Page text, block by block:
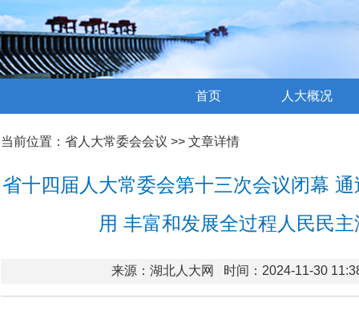
首页 人大概况
当前位置： 省人大常委会会议 >> 文章详情
省十四届人大常委会第十三次会议闭幕
用 丰富和发展全过程人民民
来源：湖北人大网 时间：2024-11-30